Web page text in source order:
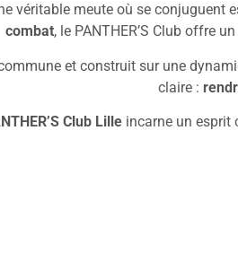
véritable meute où se conjuguent
combat, le PANTHER’S Club offre
et construit sur une
claire :
Club Lilleincarne un esprit